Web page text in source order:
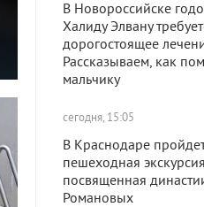
В Новороссийске
Халиду Элвану
дорогостоящее
Рассказываем, как
мальчику
сегодня, 15:05
В Краснодаре
пешеходная
посвященная
Романовых